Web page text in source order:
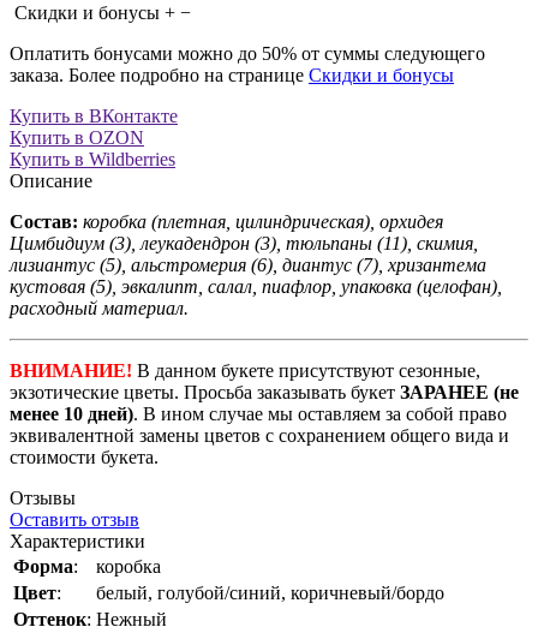
Скидки и бонусы + −
Оплатить бонусами можно до 50% от суммы следующего
заказа. Более подробно на странице Скидки и бонусы
Купить в ВКонтакте
Купить в OZON
Купить в Wildberries
Описание
Состав: коробка (плетная, цилиндрическая), орхидея
Цимбидиум (3), леукадендрон (3), тюльпаны (11), скимия,
лизиантус (5), альстромерия (6), диантус (7), хризантема
кустовая (5), эвкалипт, салал, пиафлор, упаковка (целофан),
расходный материал.
ВНИМАНИЕ! В данном букете присутствуют сезонные,
экзотические цветы. Просьба заказывать букет ЗАРАНЕЕ (не
менее 10 дней). В ином случае мы оставляем за собой право
эквивалентной замены цветов с сохранением общего вида и
стоимости букета.
Отзывы
Оставить отзыв
Характеристики
Форма:
коробка
Цвет:
белый, голубой/синий, коричневый/бордо
Оттенок: Нежный